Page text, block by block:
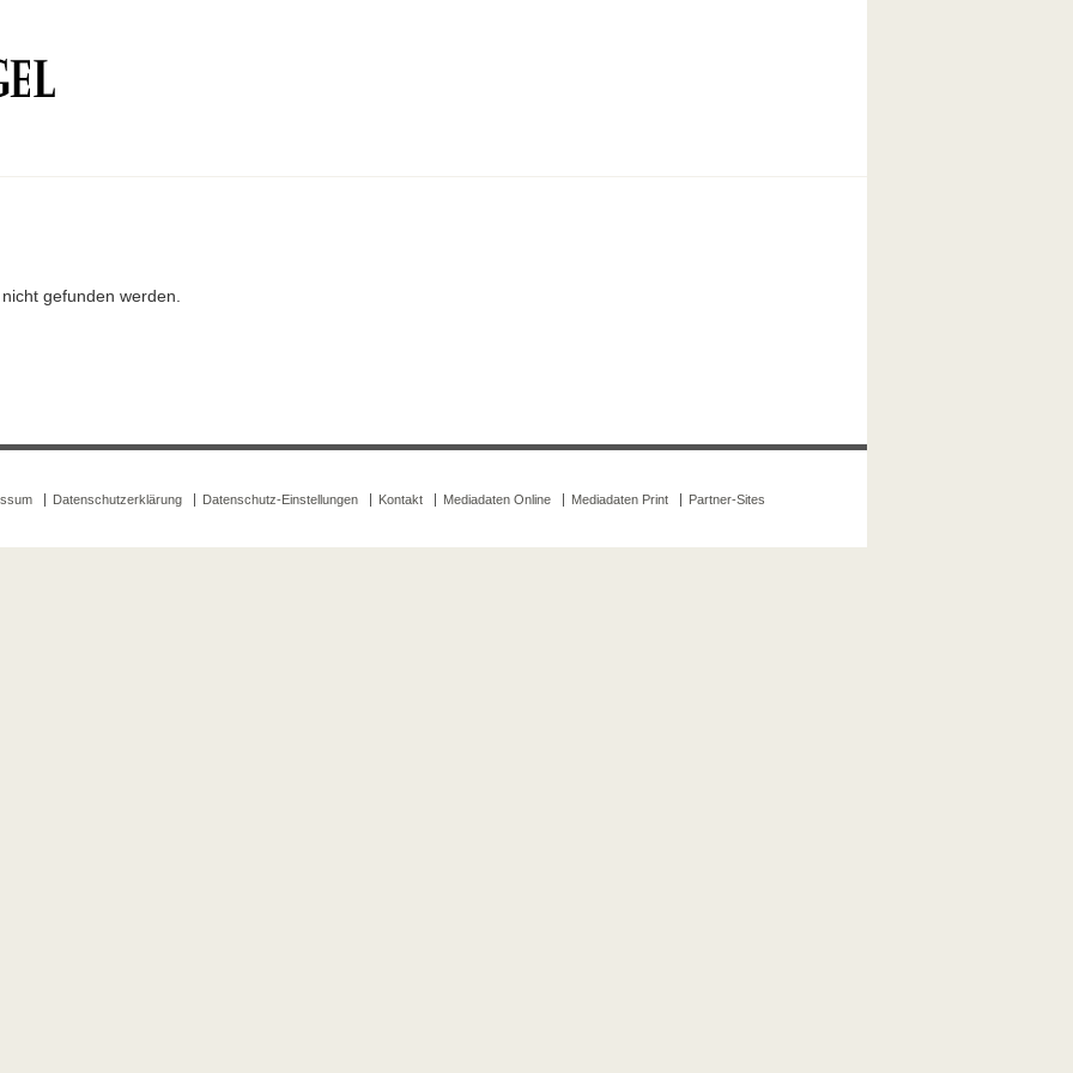
gefunden werden.
Datenschutzerklärung Datenschutz-Einstellungen Kontakt Mediadaten Online Mediadaten Print Partner-Sites